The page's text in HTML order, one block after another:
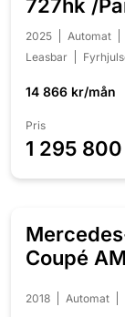
727hk /
2025 Automat
Leasbar
14 866 kr/mån
Pris
1 295
Coupé
2018 Automat